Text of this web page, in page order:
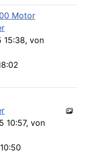
Motor
15:38, von
10:57, von